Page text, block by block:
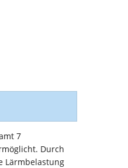
7
Durch
Lärmbelastung